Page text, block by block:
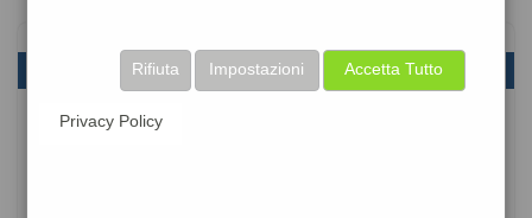
Accetta Tutto
Impostazioni
Rifiuta
Privacy Policy